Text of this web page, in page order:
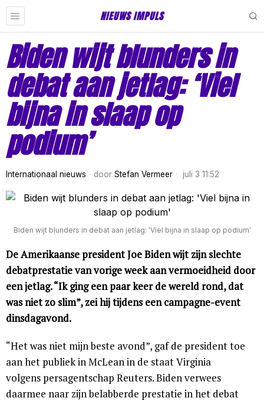
NIEUWS IMPULS
Biden wijt blunders in
debat aan jetlag: ‘Viel
bijna in slaap op
podium’
Internationaal nieuws door Stefan Vermeer juli 3 11:52
Biden wijt blunders in debat aan jetlag: 'Viel bijna in slaap op podium'
De Amerikaanse president Joe Biden wijt zijn slechte
debatprestatie van vorige week aan vermoeidheid door
een jetlag. “Ik ging een paar keer de wereld rond, dat
was niet zo slim”, zei hij tijdens een campagne-event
dinsdagavond.
“Het was niet mijn beste avond”, gaf de president toe
aan het publiek in McLean in de staat Virginia
volgens persagentschap Reuters. Biden verwees
daarmee naar zijn belabberde prestatie in het debat